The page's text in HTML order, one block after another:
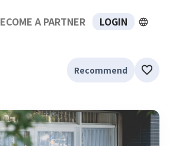
A PARTNER LOGIN
Recommend